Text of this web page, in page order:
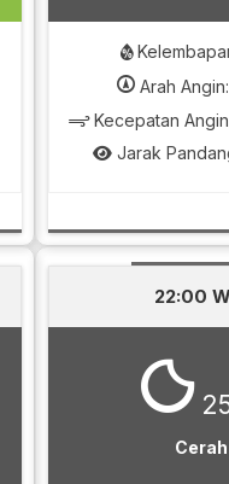
Arah Angin:
Kecepatan
Jarak
22:00
Cerah